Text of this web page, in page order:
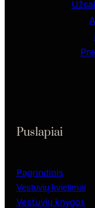
Puslapiai
Pagrindinis
Vestuvių kvietimai
Vestuvių knygos